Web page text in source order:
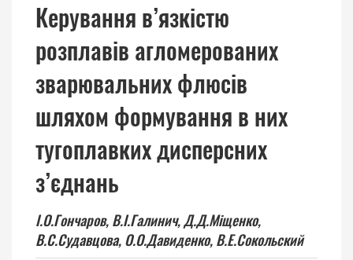
Керування в’язкістю
розплавів агломерованих
зварювальних флюсів
шляхом формування в них
тугоплавких дисперсних
з’єднань
І.О.Гончаров, В.І.Галинич,Д.Д.Міщенко,
В.С.Судавцова, О.О.Давиденко, В.Е.Сокольский